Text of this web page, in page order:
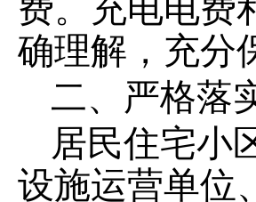
费。充电电费
确理解，充分
二、严格落
居民住宅小
设施运营单位